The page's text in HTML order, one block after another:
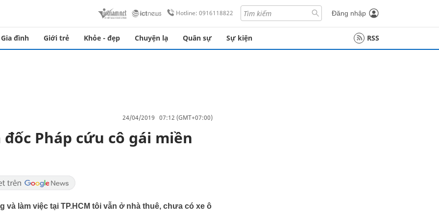
Hotline: 0916118822 Đăng nhập
Gia đình Giới trẻ Khỏe - đẹp Chuyện lạ Quân sự Sự kiện RSS
24/04/2019 07:12 (GMT+07:00)
Pháp cứu cô gái miền
và làm việc tại TP.HCM tôi vẫn ở nhà thuê, chưa có xe ô